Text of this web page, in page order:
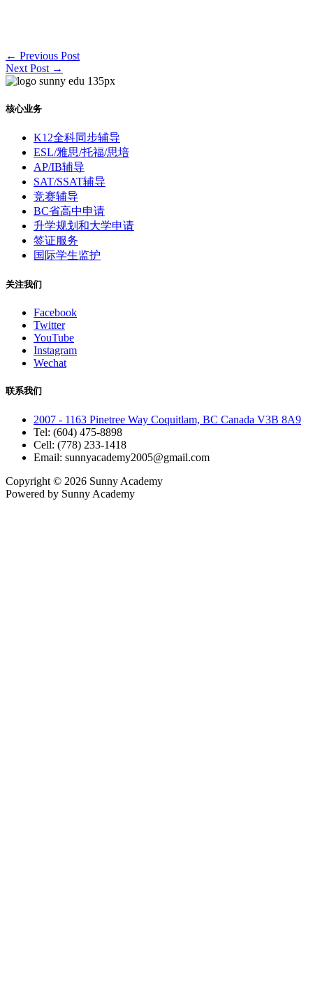
← Previous Post
Next Post →
核心业务
K12全科同步辅导
ESL/雅思/托福/思培
AP/IB辅导
SAT/SSAT辅导
竞赛辅导
BC省高中申请
升学规划和大学申请
签证服务
国际学生监护
关注我们
Facebook
Twitter
YouTube
Instagram
Wechat
联系我们
2007 - 1163 Pinetree Way Coquitlam, BC Canada V3B 8A9
Tel: (604) 475-8898
Cell: (778) 233-1418
Email: sunnyacademy2005@gmail.com
Copyright © 2026 Sunny Academy
Powered by Sunny Academy